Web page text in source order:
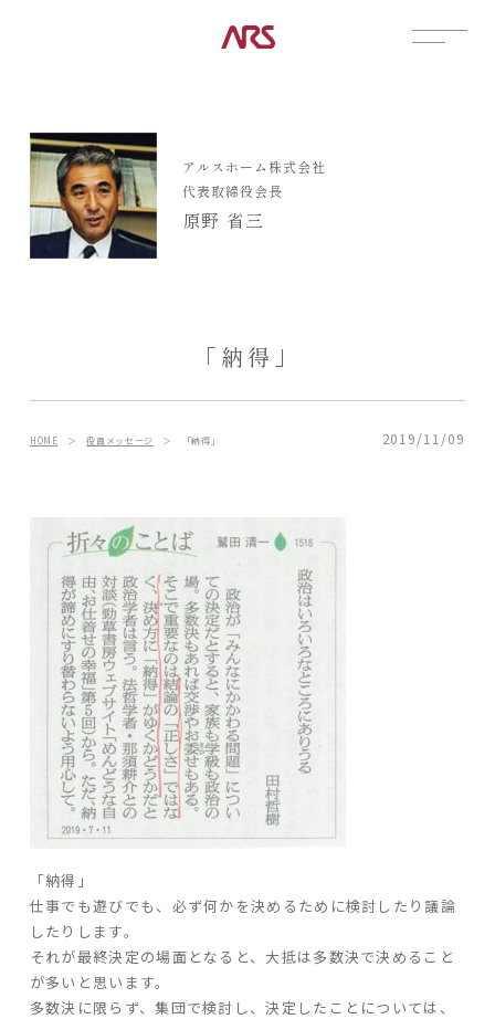
展示場
見学会
資料請求
ARS HOMEとは
- 設計コンセプト
- 商品コンセプト
デザイン
- 空間デザイン
- 内観デザイン
- 生活デザイン
- 外構デザイン
- 高断熱性能
- 高耐震性能
- 高耐久性能
- 保証
POSTS
お知らせ
アルスホーム株式会社
代表取締役会長
原野 省三
「納得」
HOME ＞役員メッセージ ＞ 「納得」 2019/11/09
「納得」
仕事でも遊びでも、必ず何かを決めるために検討したり議論
したりします。
それが最終決定の場面となると、大抵は多数決で決めること
が多いと思います。
多数決に限らず、集団で検討し、決定したことについては、